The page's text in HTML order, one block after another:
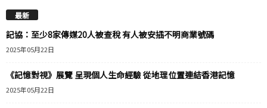
最新
記協：至少8家傳媒20人被查稅 有人被安插不明商業號碼
2025年05月22日
《記憶對視》展覽 呈現個人生命經驗 從地理位置連結香港記憶
2025年05月22日